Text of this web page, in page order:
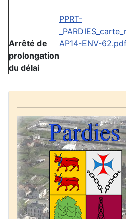
PPRT-
Arrêté de
prolongation
du délai
AP14-ENV-